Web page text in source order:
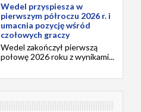
Wedel przyspiesza w
pierwszym półroczu 2026 r. i
umacnia pozycję wśród
czołowych graczy
Wedel zakończył pierwszą
połowę 2026 roku z wynikami...